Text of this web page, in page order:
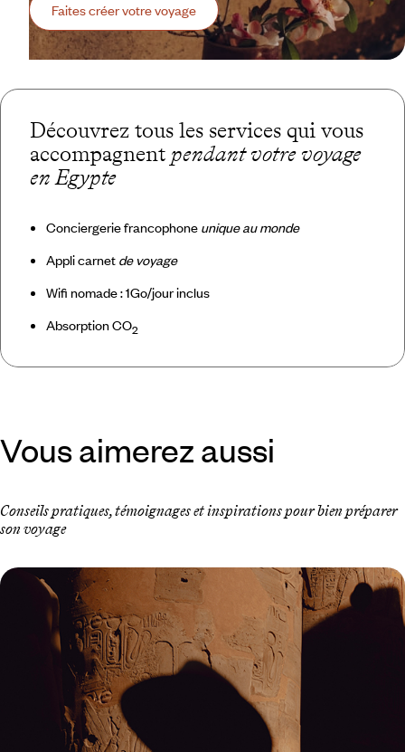
Faites créer votre voyage
Découvrez tous les services qui vous
accompagnent pendant votre voyage
en Egypte
Conciergerie francophone unique au monde
Appli carnet de voyage
Wifi nomade : 1Go/jour inclus
Absorption CO2
Vous aimerez aussi
Conseils pratiques, témoignages et inspirations pour bien préparer
son voyage